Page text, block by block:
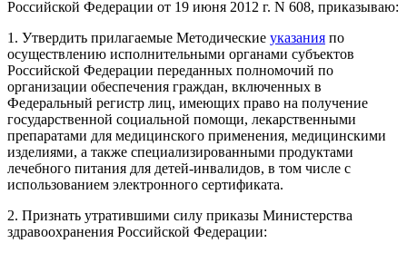
Российской Федерации от 19 июня 2012 г. N 608, приказываю:
1. Утвердить прилагаемые Методические указания по
осуществлению исполнительными органами субъектов
Российской Федерации переданных полномочий по
организации обеспечения граждан, включенных в
Федеральный регистр лиц, имеющих право на получение
государственной социальной помощи, лекарственными
препаратами для медицинского применения, медицинскими
изделиями, а также специализированными продуктами
лечебного питания для детей-инвалидов, в том числе с
использованием электронного сертификата.
2. Признать утратившими силу приказы Министерства
здравоохранения Российской Федерации: